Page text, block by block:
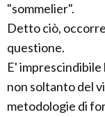
"sommelier".
Detto ciò,
questione.
E' imprescindibile
non soltanto del
metodologie di